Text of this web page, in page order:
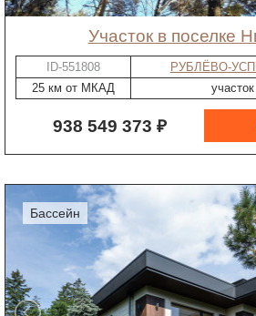
участок в поселке
ID-551808
РУБЛЁВО-
25 км от МКАД
938 549 373 ₽
бассейн